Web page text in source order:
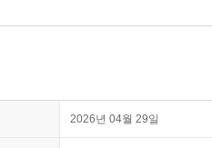
2026년 04월 29일